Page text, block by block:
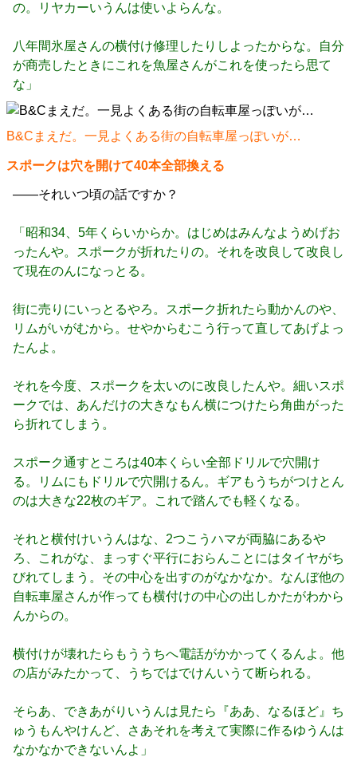
の。リヤカーいうんは使いよらんな。
八年間氷屋さんの横付け修理したりしよったからな。自分
が商売したときにこれを魚屋さんがこれを使ったら思て
な」
B&Cまえだ。一見よくある街の自転車屋っぽいが…
スポークは穴を開けて40本全部換える
――それいつ頃の話ですか？
「昭和34、5年くらいからか。はじめはみんなようめげお
ったんや。スポークが折れたりの。それを改良して改良し
て現在のんになっとる。
街に売りにいっとるやろ。スポーク折れたら動かんのや、
リムがいがむから。せやからむこう行って直してあげよっ
たんよ。
それを今度、スポークを太いのに改良したんや。細いスポ
ークでは、あんだけの大きなもん横につけたら角曲がった
ら折れてしまう。
スポーク通すところは40本くらい全部ドリルで穴開け
る。リムにもドリルで穴開けるん。ギアもうちがつけとん
のは大きな22枚のギア。これで踏んでも軽くなる。
それと横付けいうんはな、2つこうハマが両脇にあるや
ろ、これがな、まっすぐ平行におらんことにはタイヤがち
びれてしまう。その中心を出すのがなかなか。なんぼ他の
自転車屋さんが作っても横付けの中心の出しかたがわから
んからの。
横付けが壊れたらもううちへ電話がかかってくるんよ。他
の店がみたかって、うちではでけんいうて断られる。
そらあ、できあがりいうんは見たら『ああ、なるほど』ち
ゅうもんやけんど、さあそれを考えて実際に作るゆうんは
なかなかできないんよ」